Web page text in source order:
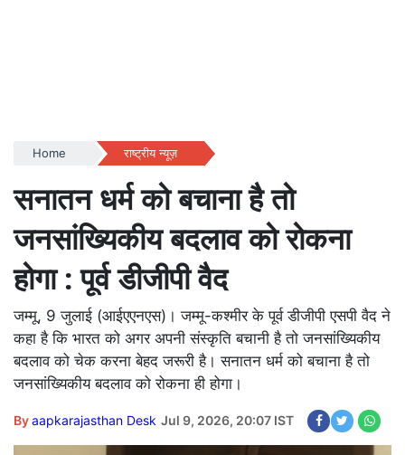
Home राष्ट्रीय न्यूज़
सनातन धर्म को बचाना है तो
जनसांख्यिकीय बदलाव को रोकना
होगा : पूर्व डीजीपी वैद
जम्मू, 9 जुलाई (आईएएनएस)। जम्मू-कश्मीर के पूर्व डीजीपी एसपी वैद ने
कहा है कि भारत को अगर अपनी संस्कृति बचानी है तो जनसांख्यिकीय
बदलाव को चेक करना बेहद जरूरी है। सनातन धर्म को बचाना है तो
जनसांख्यिकीय बदलाव को रोकना ही होगा।
Byaapkarajasthan Desk Jul 9, 2026, 20:07 IST